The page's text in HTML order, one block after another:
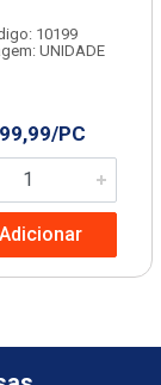
10199
UNIDADE
PC